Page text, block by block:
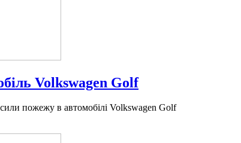
Volkswagen Golf
пожежу в автомобілі Volkswagen Golf